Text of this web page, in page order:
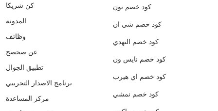
كن شريكا
المدونة
وظائف
عن صحصح
تطبيق الجوال
برنامج الاصدار التجريبي
مركز المساعدة
كود خصم نون
كود خصم شي ان
كود خصم النهدي
كود خصم نايس ون
كود خصم اي هيرب
كود خصم نمشي